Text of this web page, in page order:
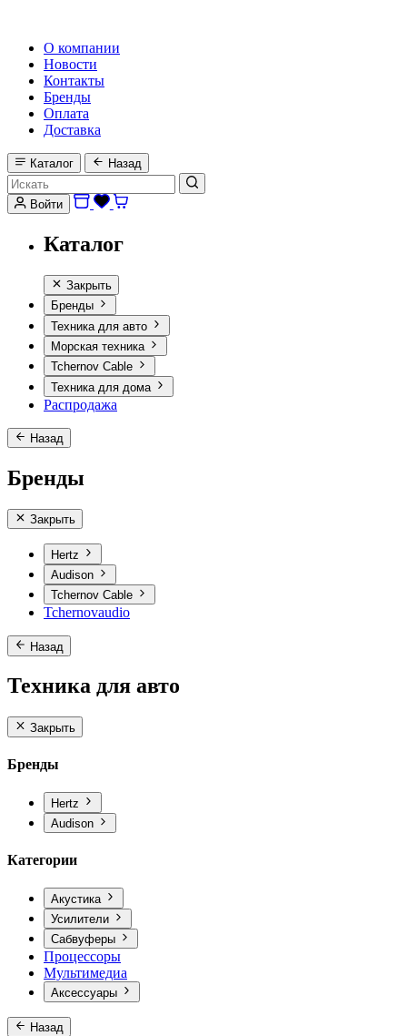
О компании
Новости
Контакты
Бренды
Оплата
Доставка
Каталог Назад
Войти
Каталог
Закрыть
Бренды
Техника для авто
Морская техника
Tchernov Cable
Техника для дома
Распродажа
Назад
Бренды
Закрыть
Hertz
Audison
Tchernov Cable
Tchernovaudio
Назад
Техника для авто
Закрыть
Бренды
Hertz
Audison
Категории
Акустика
Усилители
Сабвуферы
Процессоры
Мультимедиа
Аксессуары
Назад